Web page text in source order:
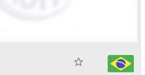
star_border